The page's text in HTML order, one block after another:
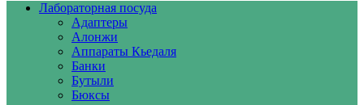
Лабораторная посуда
Адаптеры
Алонжи
Аппараты Кьедаля
Банки
Бутыли
Бюксы